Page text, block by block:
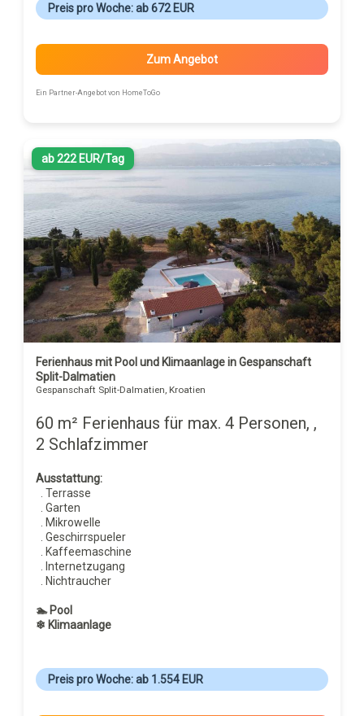
Preis pro Woche: ab 672 EUR
Zum Angebot
Ein Partner-Angebot von HomeToGo
ab 222 EUR/Tag
Ferienhaus mit Pool und Klimaanlage in Gespanschaft
Split-Dalmatien
Gespanschaft Split-Dalmatien, Kroatien
60 m² Ferienhaus für max. 4 Personen, ,
2 Schlafzimmer
Ausstattung:
. Terrasse
. Garten
. Mikrowelle
. Geschirrspueler
. Kaffeemaschine
. Internetzugang
. Nichtraucher
🏊 Pool
❄ Klimaanlage
Preis pro Woche: ab 1.554 EUR